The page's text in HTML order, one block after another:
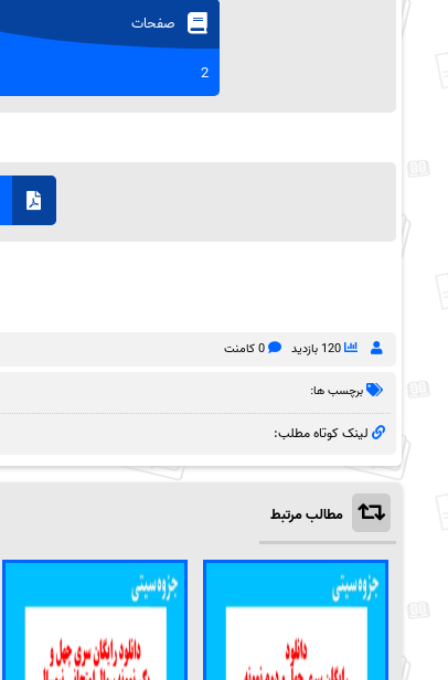
صفحات
2
120 بازدید 0 کامنت
برچسب ها:
لینک کوتاه مطلب:
مطالب مرتبط